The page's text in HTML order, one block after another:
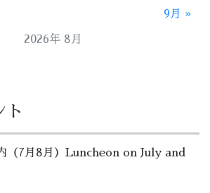
2026年 8月
9月 »
ト
（7月8月）Luncheon on July and